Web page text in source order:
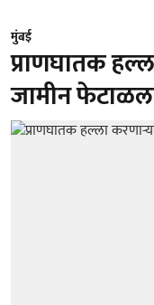
मुंबई
प्राणघातक
जामीन